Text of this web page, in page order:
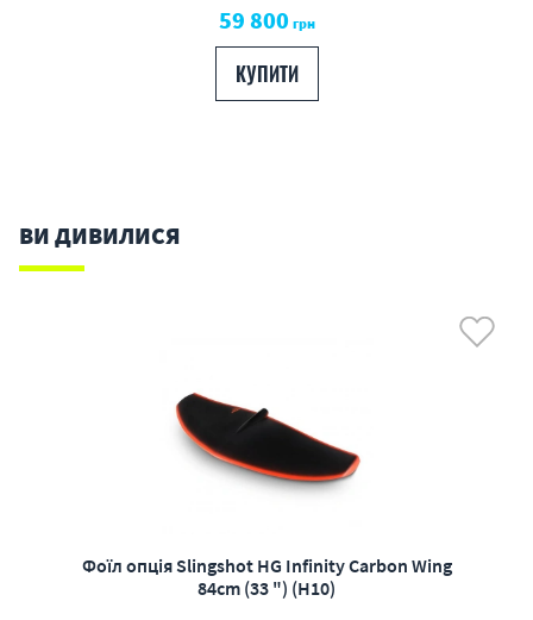
59 800грн
КУПИТИ
ВИ ДИВИЛИСЯ
Фоїл опція Slingshot HG Infinity Carbon Wing
84cm (33 ") (H10)